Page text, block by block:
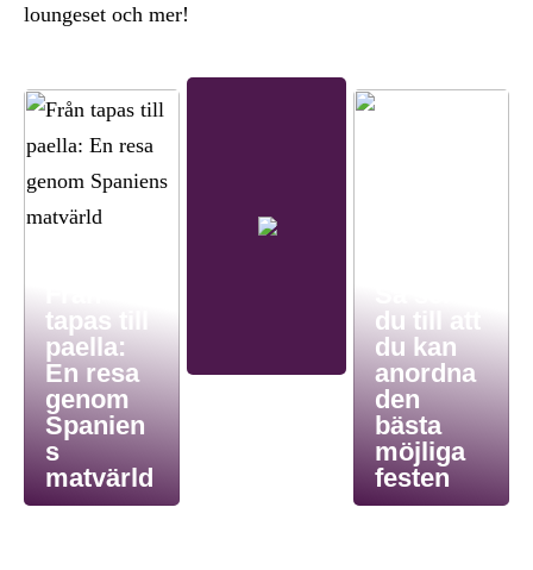
loungeset och mer!
tapas till
paella:
En resa
genom
Spanien
s
matvärld
du till att
du kan
anordna
den
bästa
möjliga
festen